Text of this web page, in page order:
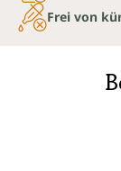
Frei von